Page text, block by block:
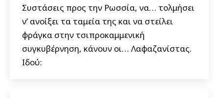
Συστάσεις προς την Ρωσσία, να… τολμήσει
ν’ ανοίξει τα ταμεία της και να στείλει
φράγκα στην τσιπροκαμμενική
συγκυβέρνηση, κάνουν οι… Λαφαζανίστας.
Ιδού: